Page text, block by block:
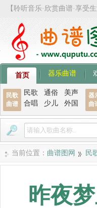
【聆听音乐·欣赏曲谱·享受
首页 器乐曲谱
民歌
曲谱
民歌 通俗
美声
合唱
少儿 外国
器
曲
当前位置： 曲谱图网 民
昨夜